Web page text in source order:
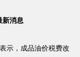
新消息
示，成品油价税费改